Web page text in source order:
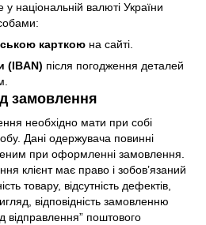
національній валюті України
карткою на сайті.
(IBAN) після погодження деталей
замовлення
необхідно мати при собі
Дані одержувача повинні
при оформленні замовлення.
клієнт має право і зобов’язаний
товару, відсутність дефектів,
відповідність замовленню
відправлення” поштового